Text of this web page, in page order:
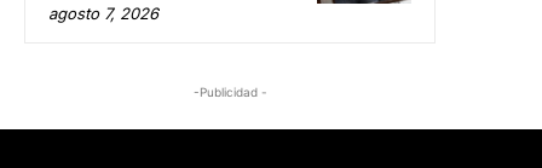
agosto 7, 2026
-Publicidad -